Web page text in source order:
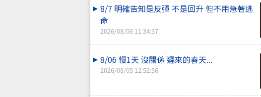
8/7 明確告知是反彈 不是回升 但不用急著逃
命
2026/08/06 11:34:37
8/06 慢1天 沒關係 遲來的春天...
2026/08/05 12:52:56